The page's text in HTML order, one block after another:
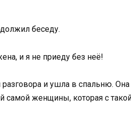
беседу.
и я не приеду без неё!
и ушла в спальню.
женщины, которая с